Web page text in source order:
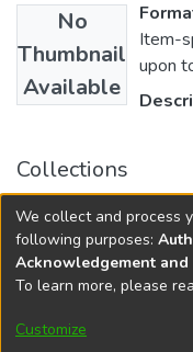
No
Thumbnail
Available
Item-
upon
Collections
Навчально-
У та ЗМП
DSpace software
Cookie
We collect and process
following purposes:
Acknowledgement and
To learn more, please
Customize